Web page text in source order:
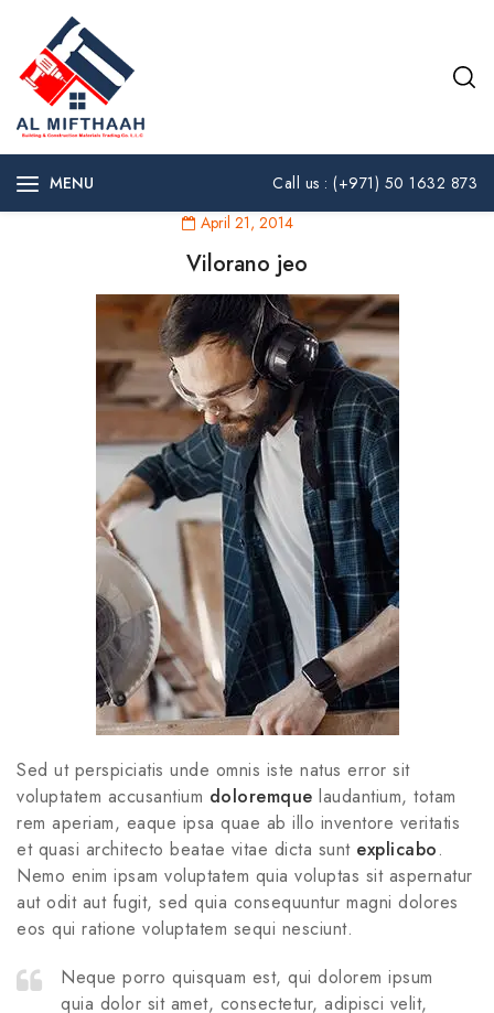
MENU
Call us : (+971) 50 1632 873
April 21, 2014
Vilorano jeo
Sed ut perspiciatis unde omnis iste natus error sit
voluptatem accusantium doloremque laudantium, totam
rem aperiam, eaque ipsa quae ab illo inventore veritatis
et quasi architecto beatae vitae dicta sunt explicabo.
Nemo enim ipsam voluptatem quia voluptas sit aspernatur
aut odit aut fugit, sed quia consequuntur magni dolores
eos qui ratione voluptatem sequi nesciunt.
Neque porro quisquam est, qui dolorem ipsum
quia dolor sit amet, consectetur, adipisci velit,